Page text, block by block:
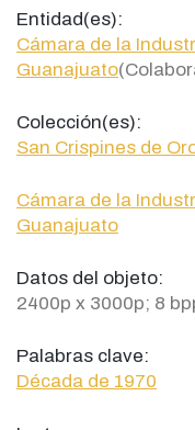
Entidad(es):
Cámara de la
Guanajuato
Colección(es):
San Crispines de
Cámara de la
Guanajuato
Datos del objeto:
2400p x 3000p; 8
Palabras clave:
Década de 1970